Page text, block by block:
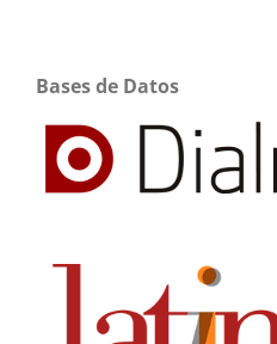
Bases de Datos